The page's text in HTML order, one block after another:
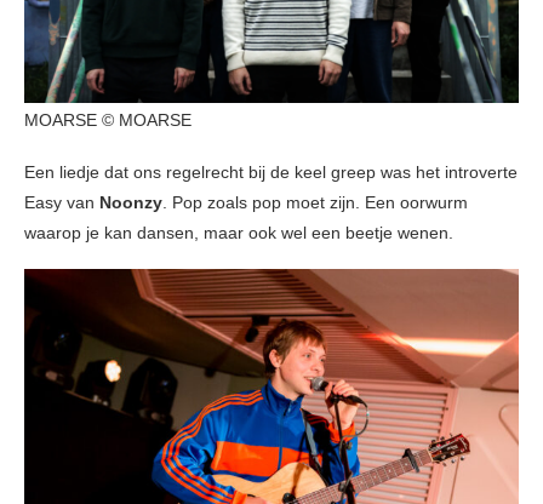
MOARSE © MOARSE
Een liedje dat ons regelrecht bij de keel greep was het introverte
Easy van Noonzy . Pop zoals pop moet zijn. Een oorwurm
waarop je kan dansen, maar ook wel een beetje wenen.